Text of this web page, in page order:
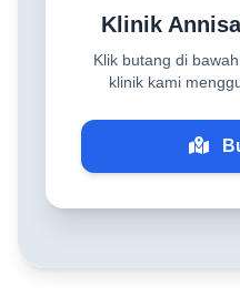
Klinik
Klik butang di
klinik kami